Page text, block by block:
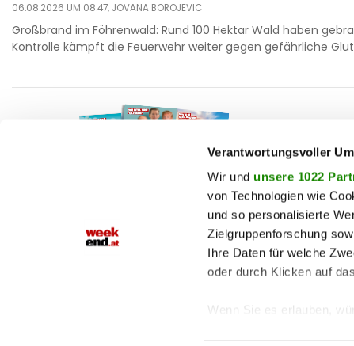
Verantwortungsvoller
Wir und unsere 1022
von Technologien wie
und so personalisierte
Zielgruppenforschung
Ihre Daten für welche
oder durch Klicken auf
Wenn Sie es erlauben,
06.08.2026 UM 08:47, JOVANA BOROJEVIC
Großbrand im Föhrenwald: Rund 100 Hektar Wald haben
Kontrolle kämpft die Feuerwehr weiter gegen gefährliche
Jetzt E-Paper lesen!